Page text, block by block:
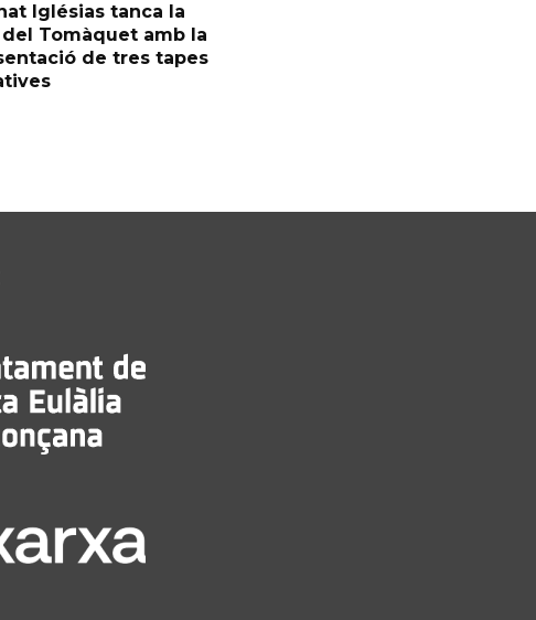
Iglésias tanca la
del Tomàquet amb la
de tres tapes